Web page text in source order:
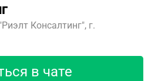
Консалтинг", г.
в чате